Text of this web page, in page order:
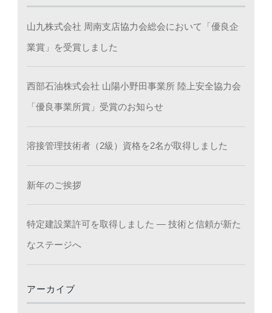
山九株式会社 周南支店協力会総会において「優良企
業賞」を受賞しました
西部石油株式会社 山陽小野田事業所 陸上安全協力会
「優良事業所賞」受賞のお知らせ
溶接管理技術者（2級）資格を2名が取得しました
新年のご挨拶
特定建設業許可を取得しました ― 技術と信頼が新た
なステージへ
アーカイブ